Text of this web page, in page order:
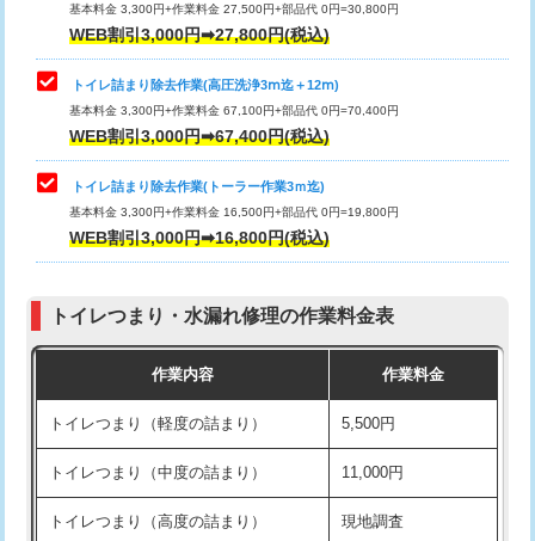
基本料金 3,300円+作業料金 27,500円+部品代 0円=30,800円
WEB割引3,000円➡27,800円(税込)
トイレ詰まり除去作業(高圧洗浄3ⅿ迄＋12ⅿ)
基本料金 3,300円+作業料金 67,100円+部品代 0円=70,400円
WEB割引3,000円➡67,400円(税込)
トイレ詰まり除去作業(トーラー作業3ｍ迄)
基本料金 3,300円+作業料金 16,500円+部品代 0円=19,800円
WEB割引3,000円➡16,800円(税込)
トイレつまり・水漏れ修理の作業料金表
作業内容 作業料金
トイレつまり（軽度の詰まり） 5,500円
トイレつまり（中度の詰まり） 11,000円
トイレつまり（高度の詰まり） 現地調査